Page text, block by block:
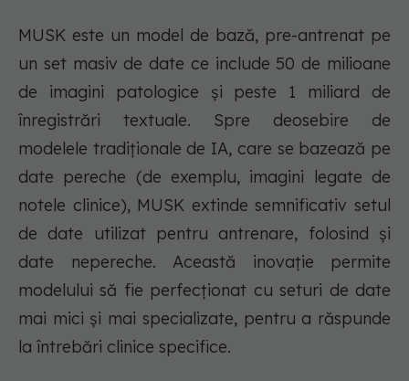
MUSK este un model de bază, pre-antrenat pe
un set masiv de date ce include 50 de milioane
de imagini patologice și peste 1 miliard de
înregistrări textuale. Spre deosebire de
modelele tradiționale de IA, care se bazează pe
date pereche (de exemplu, imagini legate de
notele clinice), MUSK extinde semnificativ setul
de date utilizat pentru antrenare, folosind și
date nepereche. Această inovație permite
modelului să fie perfecționat cu seturi de date
mai mici și mai specializate, pentru a răspunde
la întrebări clinice specifice.